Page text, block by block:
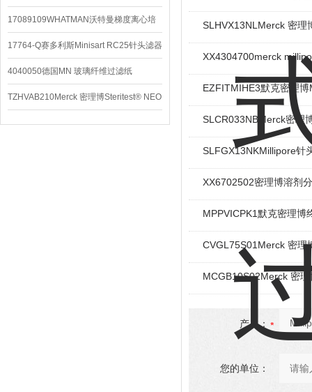
配件
17089109WHATMAN沃特曼梯度离心培
养基
17764-Q赛多利斯Minisart RC25针头滤器
4040050德国MN 玻璃纤维过滤纸
TZHVAB210Merck 密理博Steritest® NEO
设备
SLHVX13NLMerck 密理
XX4304700merck
EZFITMIHE3默克密理
SLCR033NBMerck密理
SLFGX13NKMillipore针
XX6702502密理博溶剂
MPPVICPK1默克密理博
CVGL75S01Merck 密理
MCGB10S02Merck 密
产品：
您的单位：